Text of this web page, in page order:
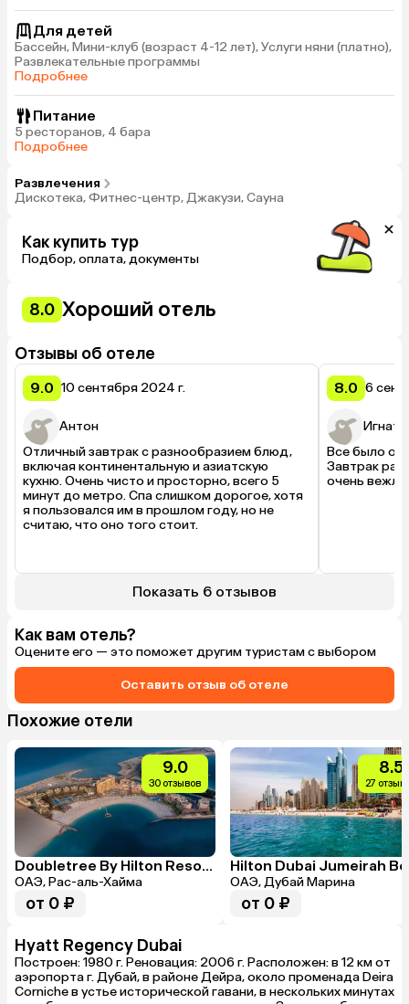
Для детей
Бассейн, Мини-клуб (возраст 4-12 лет), Услуги няни (платно),
Развлекательные программы
Подробнее
Питание
5 ресторанов, 4 бара
Подробнее
Развлечения
Дискотека, Фитнес-центр, Джакузи, Сауна
Как купить тур
Подбор, оплата, документы
8.0 Хороший отель
Отзывы об отеле
9.0 10 сентября 2024 г.
Антон
Отличный завтрак с разнообразием блюд,
включая континентальную и азиатскую
кухню. Очень чисто и просторно, всего 5
минут до метро. Спа слишком дорогое, хотя
я пользовался им в прошлом году, но не
считаю, что оно того стоит.
8.0 6
Все было
Завтрак
очень
Показать 6 отзывов
Как вам отель?
Оцените его — это поможет другим туристам с выбором
Оставить отзыв об отеле
Похожие отели
9.0
30 отзывов
Doubletree By Hilton Resort & Spa Marjan Island
ОАЭ, Рас-аль-Хайма
от 0 ₽
8.5
27
ОАЭ, Дубай Марина
от 0 ₽
Hyatt Regency Dubai
Построен: 1980 г. Реновация: 2006 г. Расположен: в 12 км от
аэропорта г. Дубай, в районе Дейра, около променада Deira
Corniche в устье исторической гавани, в нескольких минутах